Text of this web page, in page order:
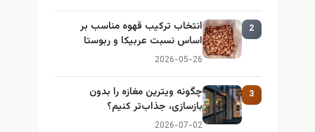
2
انتخاب ترکیب قهوه مناسب بر
اساس نسبت عربیکا و ربوستا
2026-05-26
3
چگونه ویترین مغازه را بدون
بازسازی، جذاب‌تر کنیم؟
2026-07-02